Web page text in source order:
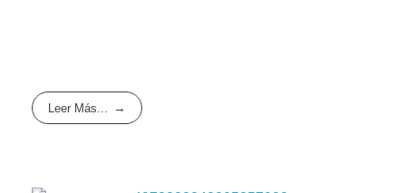
Leer Más...